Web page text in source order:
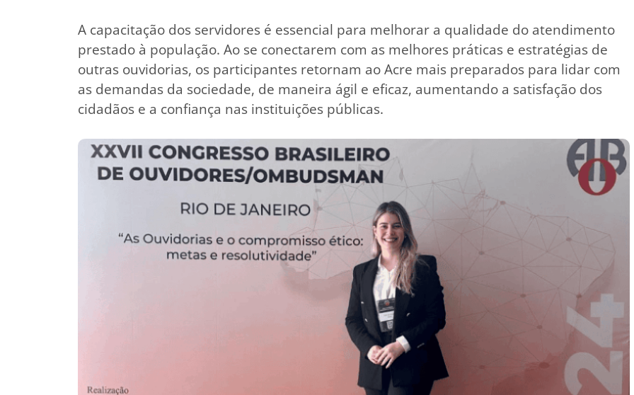
A capacitação dos servidores é essencial para melhorar a qualidade do atendimento
prestado à população. Ao se conectarem com as melhores práticas e estratégias de
outras ouvidorias, os participantes retornam ao Acre mais preparados para lidar com
as demandas da sociedade, de maneira ágil e eficaz, aumentando a satisfação dos
cidadãos e a confiança nas instituições públicas.